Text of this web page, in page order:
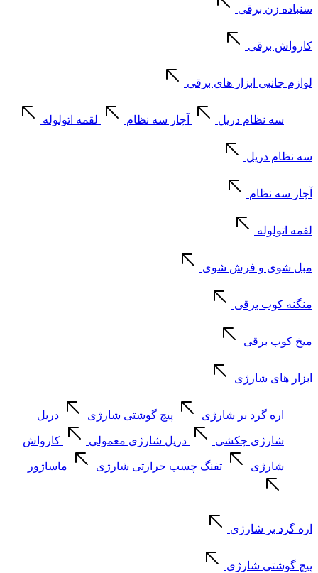
سنباده زن برقی
کارواش برقی
لوازم جانبی ابزار های برقی
سه نظام دریل آچار سه نظام لقمه اتولوله
سه نظام دریل
آچار سه نظام
لقمه اتولوله
مبل شوی و فرش شوی
منگنه کوب برقی
میخ کوب برقی
ابزار های شارژی
اره گرد بر شارژی پیچ گوشتی شارژی دریل
شارژی چکشی دریل شارژی معمولی کارواش
شارژی تفنگ چسب حرارتی شارژی ماساژور
اره گرد بر شارژی
پیچ گوشتی شارژی